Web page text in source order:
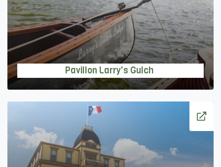
Pavillon Larry's Gulch
Pavillon Larry's Gulch